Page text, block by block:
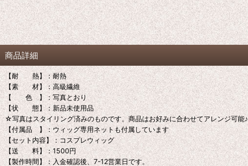
商品詳細
【耐 熱】：耐熱
【素 材】：高級繊維
【 色 】：写真とおり
【状 態】：新品未使用品
☆写真はスタイリング済みのものです。商品はお好みに合わせてアレンジ可能♪
【付属品 】：ウィッグ専用ネットも付属しています
【セット内容】：コスプレウィッグ
【送 料】：1500円
【製作時間】：入金確認後、7-12営業日です。